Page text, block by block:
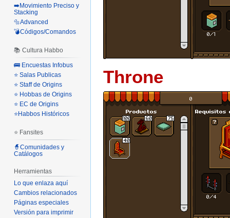
Throne
➡️Movimiento Preciso y
Stacking
🔩Advanced
💣Códigos/Comandos
📚 Cultura Habbo
🚌 Encuestas Infobus
⭐ Salas Publicas
⭐ Staff de Origins
⭐ Hobbas de Origins
⭐ EC de Origins
⭐Habbos Históricos
⭐ Fansites
🧙Comunidades y
Catálogos
Herramientas
Lo que enlaza aquí
Cambios relacionados
Páginas especiales
Versión para imprimir